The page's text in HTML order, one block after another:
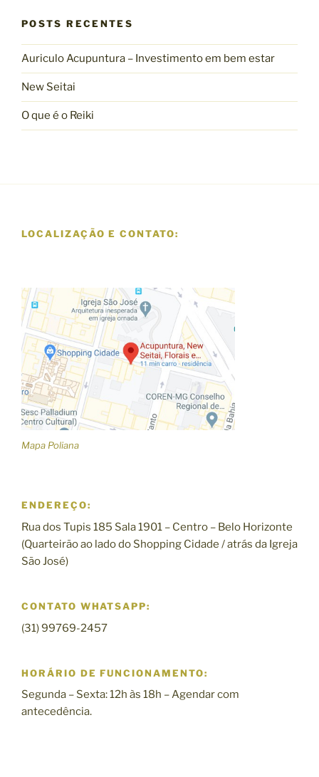
POSTS RECENTES
Auriculo Acupuntura – Investimento em bem estar
New Seitai
O que é o Reiki
LOCALIZAÇÃO E CONTATO:
Mapa Poliana
ENDEREÇO:
Rua dos Tupis 185 Sala 1901 – Centro – Belo Horizonte
(Quarteirão ao lado do Shopping Cidade / atrás da Igreja
São José)
CONTATO WHATSAPP:
(31) 99769-2457
HORÁRIO DE FUNCIONAMENTO:
Segunda – Sexta: 12h às 18h – Agendar com
antecedência.